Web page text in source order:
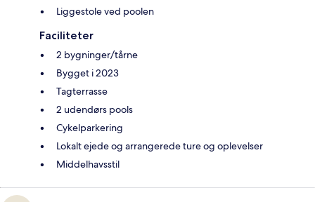
Liggestole ved poolen
Faciliteter
2 bygninger/tårne
Bygget i 2023
Tagterrasse
2 udendørs pools
Cykelparkering
Lokalt ejede og arrangerede ture og oplevelser
Middelhavsstil